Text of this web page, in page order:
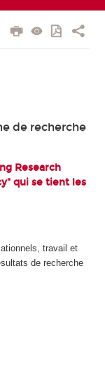
de recherche
Research
qui se tient les
travail et
de recherche